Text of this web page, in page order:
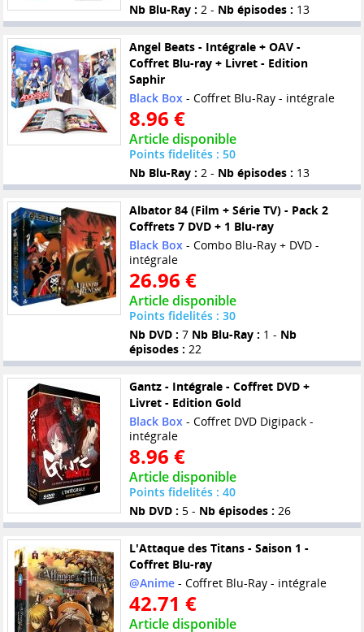
Nb Blu-Ray : 2 - Nb épisodes : 13
Angel Beats - Intégrale + OAV -
Coffret Blu-ray + Livret - Edition
Saphir
Black Box- Coffret Blu-Ray - intégrale
8.96 €
Article disponible
Points fidelités : 50
Nb Blu-Ray : 2 - Nb épisodes : 13
Albator 84 (Film + Série TV) - Pack 2
Coffrets 7 DVD + 1 Blu-ray
Black Box- Combo Blu-Ray + DVD -
intégrale
26.96 €
Article disponible
Points fidelités : 30
Nb DVD : 7 Nb Blu-Ray : 1 - Nb
épisodes : 22
Gantz - Intégrale - Coffret DVD +
Livret - Edition Gold
Black Box- Coffret DVD Digipack -
intégrale
8.96 €
Article disponible
Points fidelités : 40
Nb DVD : 5 - Nb épisodes : 26
L'Attaque des Titans - Saison 1 -
Coffret Blu-ray
@Anime- Coffret Blu-Ray - intégrale
42.71 €
Article disponible